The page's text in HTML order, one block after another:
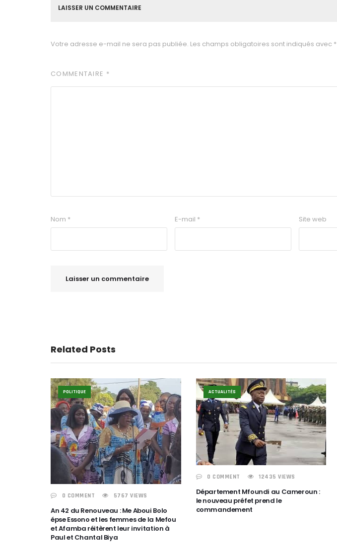
LAISSER UN COMMENTAIRE
Votre adresse e-mail ne sera pas publiée. Les champs obligatoires sont indiqués avec *
COMMENTAIRE *
Nom * E-mail * Site web
Related Posts
POLITIQUE
0 COMMENT 5767 VIEWS
An 42 du Renouveau : Me Aboui Bolo
épse Essono et les femmes de la Mefou
et Afamba réitèrent leur invitation à
Paul et Chantal Biya
ACTUALITÉS
0 COMMENT 12435 VIEWS
Département Mfoundi au Cameroun :
le nouveau préfet prend le
commandement